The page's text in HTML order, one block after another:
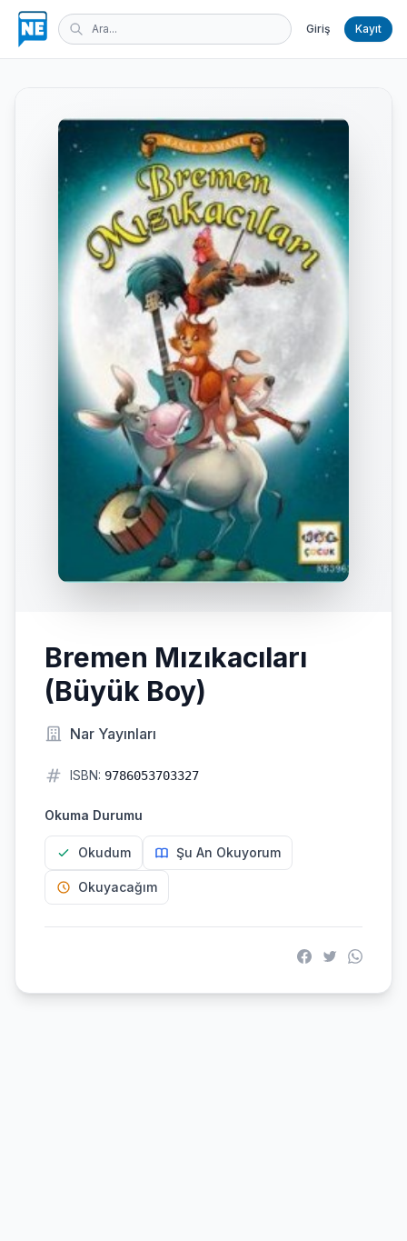
Giriş Kayıt
Bremen Mızıkacıları
(Büyük Boy)
Nar Yayınları
ISBN: 9786053703327
Okuma Durumu
Okudum Şu An Okuyorum
Okuyacağım